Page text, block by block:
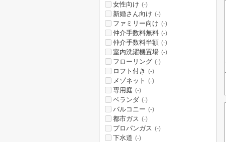
女性向け (-)
新婚さん向け (-)
ファミリー向け (-)
仲介手数料無料 (-)
仲介手数料半額 (-)
室内洗濯機置場 (-)
フローリング (-)
ロフト付き (-)
メゾネット (-)
専用庭 (-)
ベランダ (-)
バルコニー (-)
都市ガス (-)
プロパンガス (-)
下水道 (-)